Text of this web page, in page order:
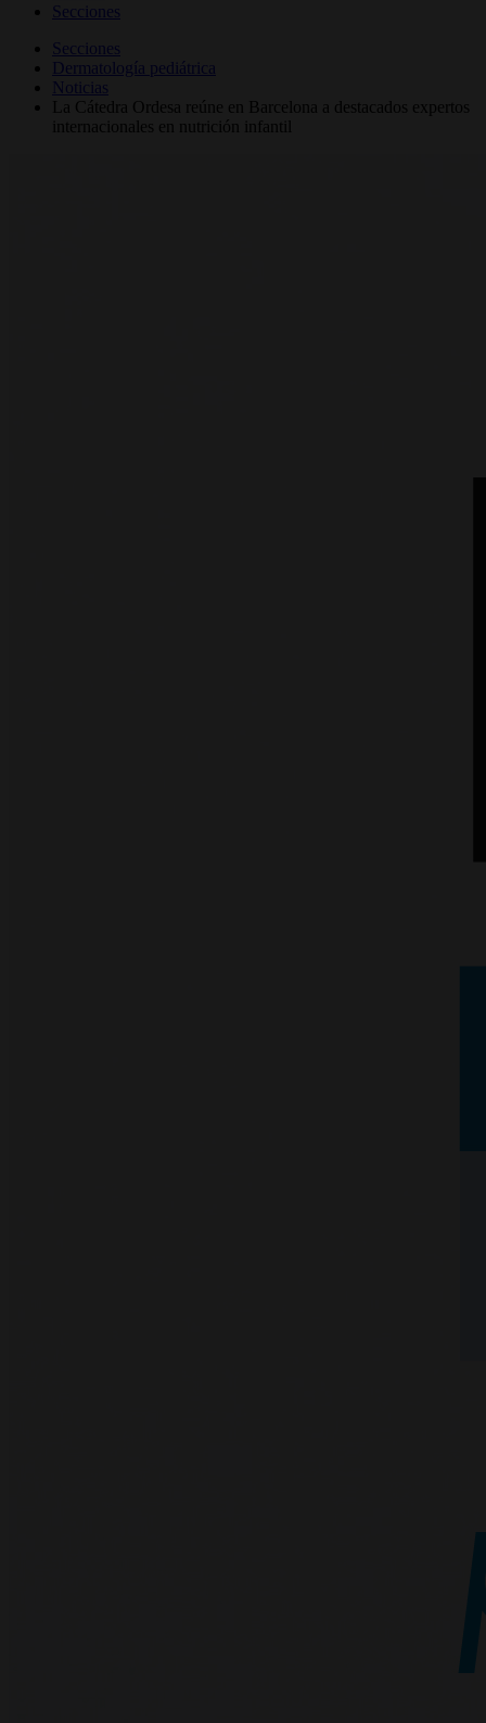
Secciones
Secciones
Dermatología pediátrica
Noticias
La Cátedra Ordesa reúne en Barcelona a destacados expertos
internacionales en nutrición infantil